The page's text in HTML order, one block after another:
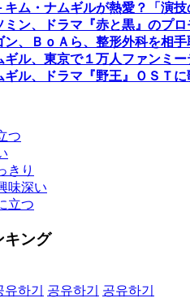
ム・ナムギルが熱愛？「演技
ミン、ドラマ『赤と黒』のプ
ン、ＢｏＡら、整形外科を相
ギル、東京で１万人ファンミ
ギル、ドラマ『野王』ＯＳＴ
つ
きり
味深い
立つ
キング
유하기 공유하기
공유하기